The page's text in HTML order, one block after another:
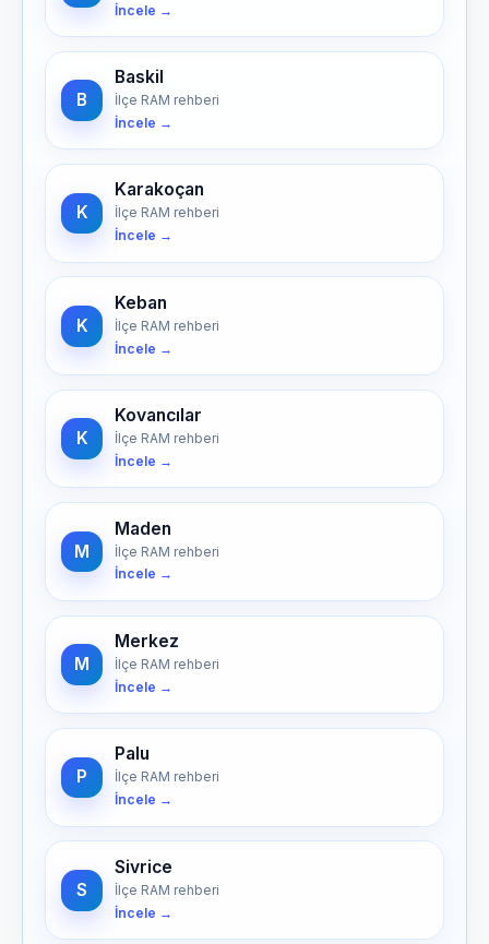
İncele →
B
Baskil
İlçe RAM rehberi
İncele →
K
Karakoçan
İlçe RAM rehberi
İncele →
K
Keban
İlçe RAM rehberi
İncele →
K
Kovancılar
İlçe RAM rehberi
İncele →
M
Maden
İlçe RAM rehberi
İncele →
M
Merkez
İlçe RAM rehberi
İncele →
P
Palu
İlçe RAM rehberi
İncele →
S
Sivrice
İlçe RAM rehberi
İncele →